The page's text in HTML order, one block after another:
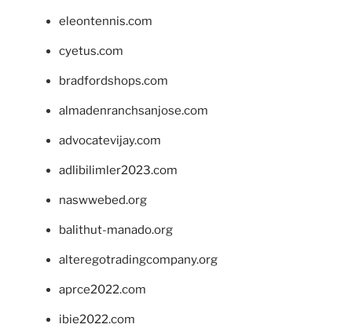
eleontennis.com
cyetus.com
bradfordshops.com
almadenranchsanjose.com
advocatevijay.com
adlibilimler2023.com
naswwebed.org
balithut-manado.org
alteregotradingcompany.org
aprce2022.com
ibie2022.com